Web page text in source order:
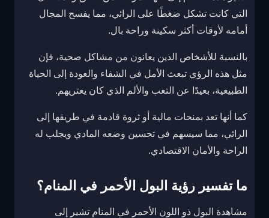
التي كانت تشكل ضغطًا على الرائي، مما يفسح المجال
أمامه لأوقات أكثر سكينة وراحة بال.
بالنسبة للأشخاص الذين يعانون من مشاكل صحية، فإن
مثل هذه الرؤي تبعث الأمل في الشفاء والعودة إلى الحياة
الطبيعية، بعيدًا عن التعب والألم الذي كان يعتريهم.
كما أنها تعد بمنحات مالية أو ثروة قادمة في طريقها إلى
الرائي، مما سيسهم في تحسين وضعه المادي ويجلب له
الراحة والأمان الاقتصادي.
ما تفسير رؤية البول الأحمر في المنام؟
مشاهدة البول ذو اللون الأحمر في المنام تشير إلى